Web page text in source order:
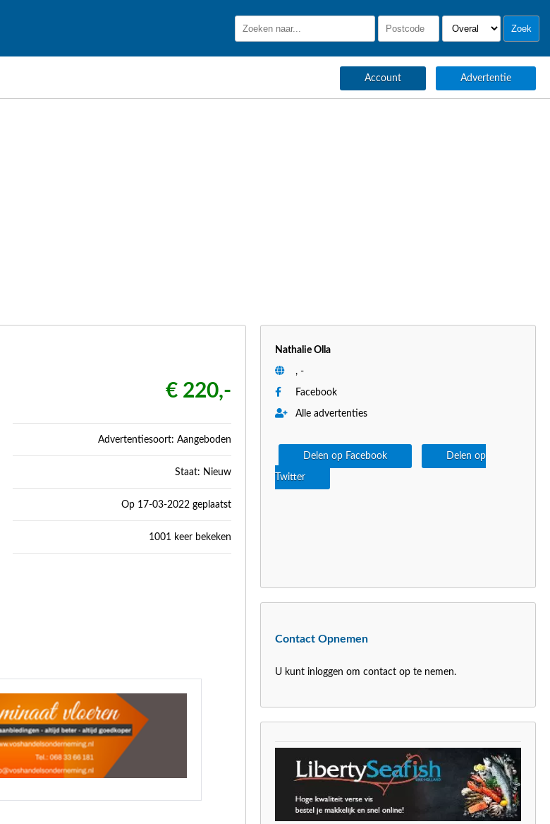
Account Advertentie
€ 220,-
Advertentiesoort: Aangeboden
Staat: Nieuw
Op 17-03-2022 geplaatst
1001 keer bekeken
Nathalie Olla
, -
Facebook
Alle advertenties
Delen op Facebook Delen op
Twitter
Contact Opnemen
U kunt inloggen om contact op te nemen.